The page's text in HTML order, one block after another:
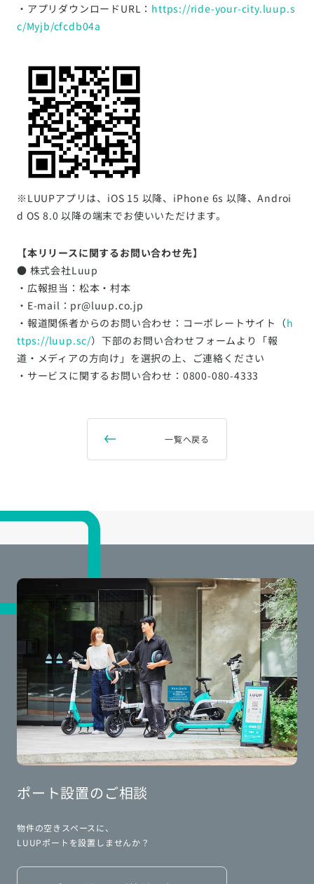
・アプリダウンロードURL： https://ride-your-city.luup.s
c/Myjb/cfcdb04a
※LUUPアプリは、iOS 15 以降、iPhone 6s 以降、Androi
d OS 8.0 以降の端末でお使いいただけます。
【本リリースに関するお問い合わせ先】
● 株式会社Luup
・広報担当：松本・村本
・E-mail：pr@luup.co.jp
・報道関係者からのお問い合わせ：コーポレートサイト（h
ttps://luup.sc/）下部のお問い合わせフォームより「報
道・メディアの方向け」を選択の上、ご連絡ください
・サービスに関するお問い合わせ：0800-080-4333
一覧へ戻る
ポート設置のご相談
物件の空きスペースに、
LUUPポートを設置しませんか？